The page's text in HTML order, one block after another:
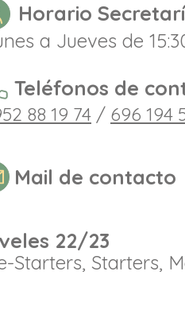
Horario
Teléfonos de
88 19 74 / 696 194
a Jueves de
Mail de contacto
22/23
Starters, Starters,